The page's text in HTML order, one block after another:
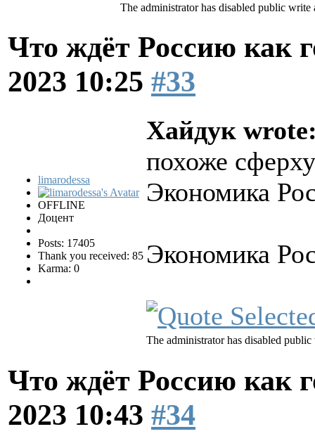
The administrator has disabled public write
Что ждёт Россию как
2023 10:25 #33
limarodessa
OFFLINE
Доцент
Posts: 17405
Thank you received: 85
Karma: 0
Хайдук
похоже
Экономика
Экономика
The administrator has disabled public
Что ждёт Россию как
2023 10:43 #34